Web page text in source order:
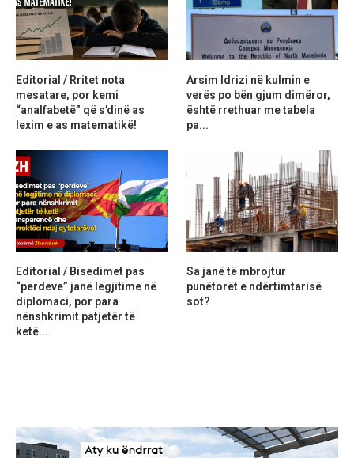
Editorial / Rritet nota
mesatare, por kemi
“analfabetë” që s’dinë as
lexim e as matematikë!
Arsim Idrizi në kulmin e
verës po bën gjum dimëror,
është rrethuar me tabela
pa...
Editorial / Bisedimet pas
“perdeve” janë legjitime në
diplomaci, por para
nënshkrimit patjetër të
ketë...
Sa janë të mbrojtur
punëtorët e ndërtimtarisë
sot?